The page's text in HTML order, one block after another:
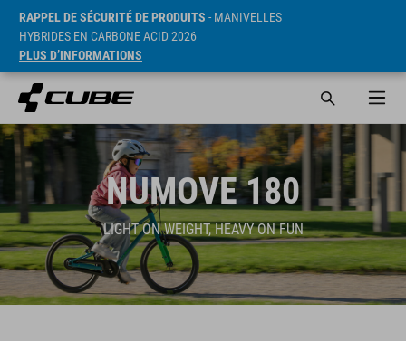
RAPPEL DE SÉCURITÉ DE PRODUITS - MANIVELLES
HYBRIDES EN CARBONE ACID 2026
PLUS D’INFORMATIONS
NUMOVE 180
LIGHT ON WEIGHT, HEAVY ON FUN